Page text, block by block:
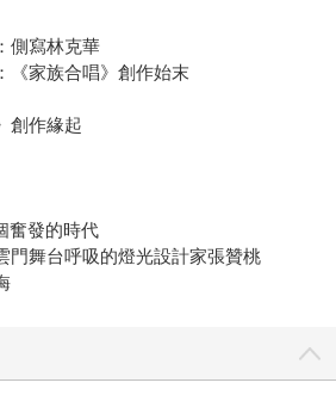
側寫林克華
《家族合唱》創作始末
創作緣起
奮發的時代
門舞台呼吸的燈光設計家張贊桃